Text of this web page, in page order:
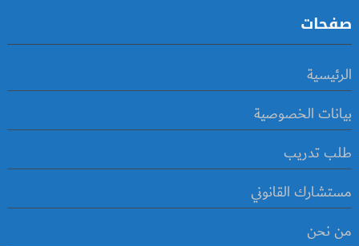
صفحات
الرئيسية
بيانات الخصوصية
طلب تدريب
مستشارك القانوني
من نحن